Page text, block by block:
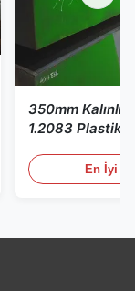
350mm
1.2083 Plastik
En İyi